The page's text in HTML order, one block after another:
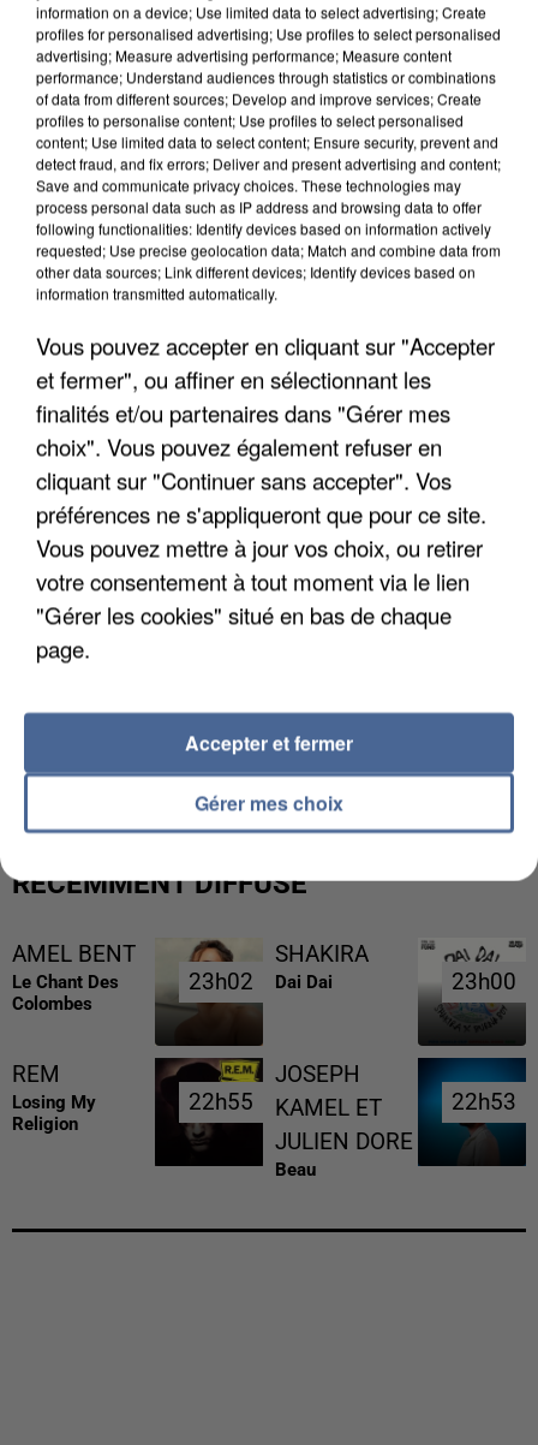
APRÈS TOUTES CES CANICULES, LES REFUGES
DE FAUNE SAUVAGE SONT...
MAFIA INTERPELLÉ EN ALGÉRIE
RÉCEMMENT DIFFUSÉ
AMEL BENT
Le Chant Des
Colombes
23h02
23h02
SHAKIRA
Dai Dai 23h00
23h00
REM
Losing My
Religion
22h55
22h55
JOSEPH
KAMEL ET
JULIEN DORE
Beau
22h53
22h53
information on a device; Use limited data to select advertising; Create
profiles for personalised advertising; Use profiles to select personalised
advertising; Measure advertising performance; Measure content
performance; Understand audiences through statistics or combinations
of data from different sources; Develop and improve services; Create
profiles to personalise content; Use profiles to select personalised
content; Use limited data to select content; Ensure security, prevent and
detect fraud, and fix errors; Deliver and present advertising and content;
Save and communicate privacy choices. These technologies may
process personal data such as IP address and browsing data to offer
following functionalities: Identify devices based on information actively
requested; Use precise geolocation data; Match and combine data from
other data sources; Link different devices; Identify devices based on
information transmitted automatically.
Vous pouvez accepter en cliquant sur "Accepter
et fermer", ou affiner en sélectionnant les
finalités et/ou partenaires dans "Gérer mes
choix". Vous pouvez également refuser en
cliquant sur "Continuer sans accepter". Vos
préférences ne s'appliqueront que pour ce site.
Vous pouvez mettre à jour vos choix, ou retirer
votre consentement à tout moment via le lien
"Gérer les cookies" situé en bas de chaque
page.
Gérer mes choix
Accepter et fermer